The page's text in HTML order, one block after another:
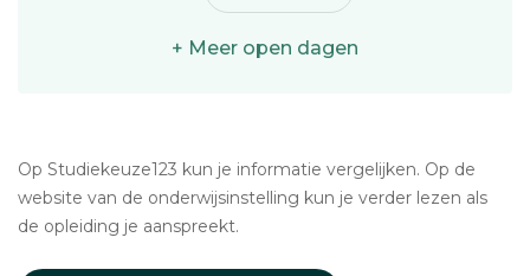
+ Meer open dagen
Op Studiekeuze123 kun je informatie vergelijken. Op de
website van de onderwijsinstelling kun je verder lezen als
de opleiding je aanspreekt.